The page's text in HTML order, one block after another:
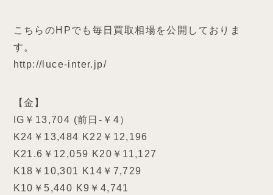
こちらのHPでも毎日買取相場を公開しておりま
す。
http://luce-inter.jp/
【金】
IG￥13,704 (前日-￥4）
K24￥13,484 K22￥12,196
K21.6￥12,059 K20￥11,127
K18￥10,301 K14￥7,729
K10￥5,440 K9￥4,741